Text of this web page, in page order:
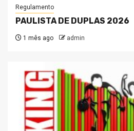
Regulamento
PAULISTA DE DUPLAS 2026
1 mês ago admin